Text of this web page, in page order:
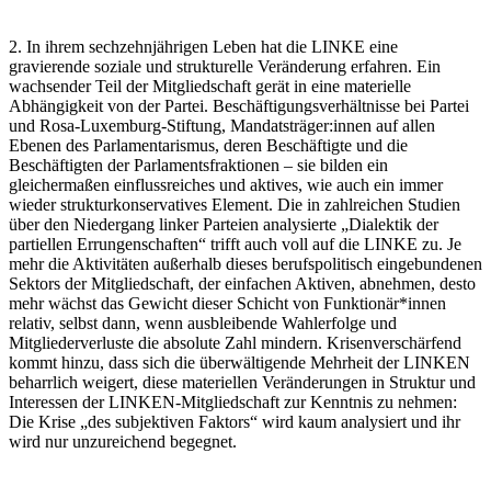
2. In ihrem sechzehnjährigen Leben hat die LINKE eine
gravierende soziale und strukturelle Veränderung erfahren. Ein
wachsender Teil der Mitgliedschaft gerät in eine materielle
Abhängigkeit von der Partei. Beschäftigungsverhältnisse bei Partei
und Rosa-Luxemburg-Stiftung, Mandatsträger:innen auf allen
Ebenen des Parlamentarismus, deren Beschäftigte und die
Beschäftigten der Parlamentsfraktionen – sie bilden ein
gleichermaßen einflussreiches und aktives, wie auch ein immer
wieder strukturkonservatives Element. Die in zahlreichen Studien
über den Niedergang linker Parteien analysierte „Dialektik der
partiellen Errungenschaften“ trifft auch voll auf die LINKE zu. Je
mehr die Aktivitäten außerhalb dieses berufspolitisch eingebundenen
Sektors der Mitgliedschaft, der einfachen Aktiven, abnehmen, desto
mehr wächst das Gewicht dieser Schicht von Funktionär*innen
relativ, selbst dann, wenn ausbleibende Wahlerfolge und
Mitgliederverluste die absolute Zahl mindern. Krisenverschärfend
kommt hinzu, dass sich die überwältigende Mehrheit der LINKEN
beharrlich weigert, diese materiellen Veränderungen in Struktur und
Interessen der LINKEN-Mitgliedschaft zur Kenntnis zu nehmen:
Die Krise „des subjektiven Faktors“ wird kaum analysiert und ihr
wird nur unzureichend begegnet.